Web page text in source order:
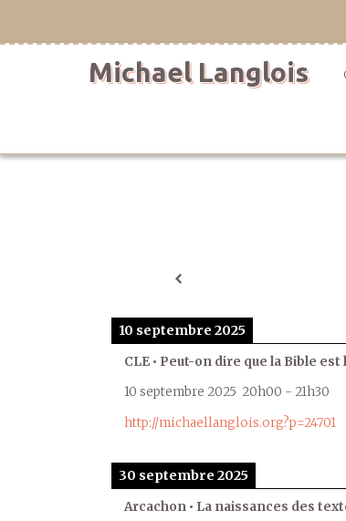
Michael Langlois
10 septembre 2025
CLE • Peut-on dire que la Bible est
10 septembre 2025 20h00 - 21h30
http://michaellanglois.org?p=24701
30 septembre 2025
Arcachon • La naissances des